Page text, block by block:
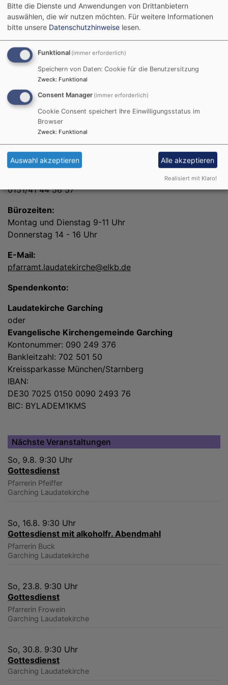
Kontaktdaten
Kontakt - Pfarramt
Evangelische Kirchengemeinde Garching
Martin-Luther-Platz 1
85748 Garching
Tel.: 089 / 320 43 74
Fax: 089 / 326 19 25
In dringenden Fällen
0151/41 44 56 57
Bürozeiten:
Montag und Dienstag 9-11 Uhr
Donnerstag 14 - 16 Uhr
E-Mail:
pfarramt.laudatekirche@elkb.de
Spendenkonto:
Laudatekirche Garching
oder
Evangelische Kirchengemeinde Garching
Kontonummer: 090 249 376
Bankleitzahl: 702 501 50
Kreissparkasse München/Starnberg
IBAN:
DE30 7025 0150 0090 2493 76
BIC: BYLADEM1KMS
Nächste Veranstaltungen
So, 9.8. 9:30 Uhr
Gottesdienst
Pfarrerin Pfeiffer
Garching Laudatekirche
So, 16.8. 9:30 Uhr
Gottesdienst mit alkoholfr. Abendmahl
Pfarrerin Buck
Garching Laudatekirche
So, 23.8. 9:30 Uhr
Gottesdienst
Pfarrerin Frowein
Garching Laudatekirche
So, 30.8. 9:30 Uhr
Gottesdienst
Garching Laudatekirche
Bitte die Dienste und Anwendungen von Drittanbietern
auswählen, die wir nutzen möchten. Für weitere Informationen
bitte unsere Datenschutzhinweise lesen.
Funktional (immer erforderlich)
Speichern von Daten: Cookie für die Benutzersitzung
Zweck: Funktional
Consent Manager (immer erforderlich)
Cookie Consent speichert Ihre Einwilligungsstatus im
Browser
Zweck: Funktional
Auswahl akzeptieren Alle akzeptieren
Realisiert mit Klaro!